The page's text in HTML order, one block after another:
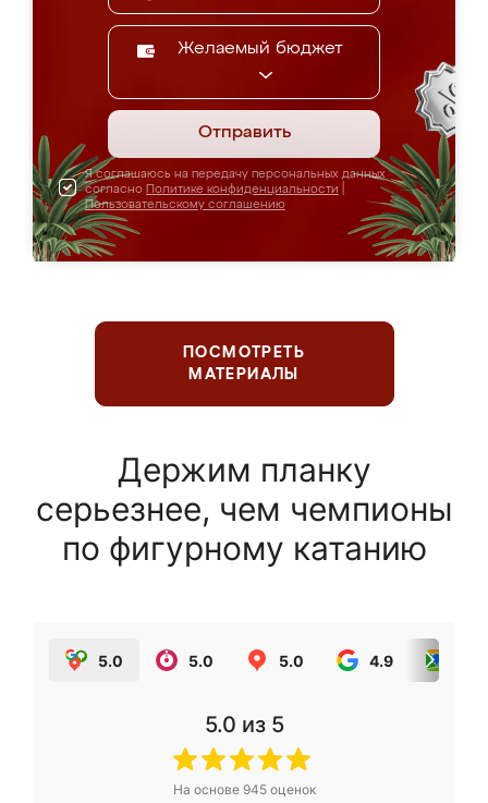
Желаемый бюджет
Отправить
Я соглашаюсь на передачу персональных данных
согласно Политике конфиденциальности
Пользовательскому соглашению
ПОСМОТРЕТЬ
МАТЕРИАЛЫ
Держим планку
серьезнее, чем чемпионы
по фигурному катанию
5.0 5.0 5.0 4.9
5.0 из 5
На основе 945оценок